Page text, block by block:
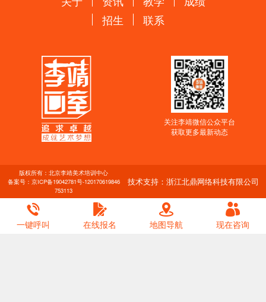
一键呼叫 在线报名 地图导航 现在咨询
招生
联系
关注李靖微信公众平台
获取更多最新动态
版权所有：北京李靖美术培训中心
备案号： 京ICP备19042781号-120170619846
753113
技术支持：浙江北鼎网络科技有限公司